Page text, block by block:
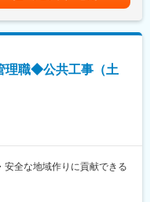
た就業環境
無理のない働き方を重視す
き方が可能
長期的な育成を重視。中途
活躍しています。
術的立場から支援する業務
設計条件・工事発注資料
図面・数量確認、積算資料
との調整資料作成、段階確
係長）830万円／1級土木＋
＋賞与）賃金はあくまでも目
る可能性があります。月給
理職◆公共工事（土
全な地域作りに貢献できる